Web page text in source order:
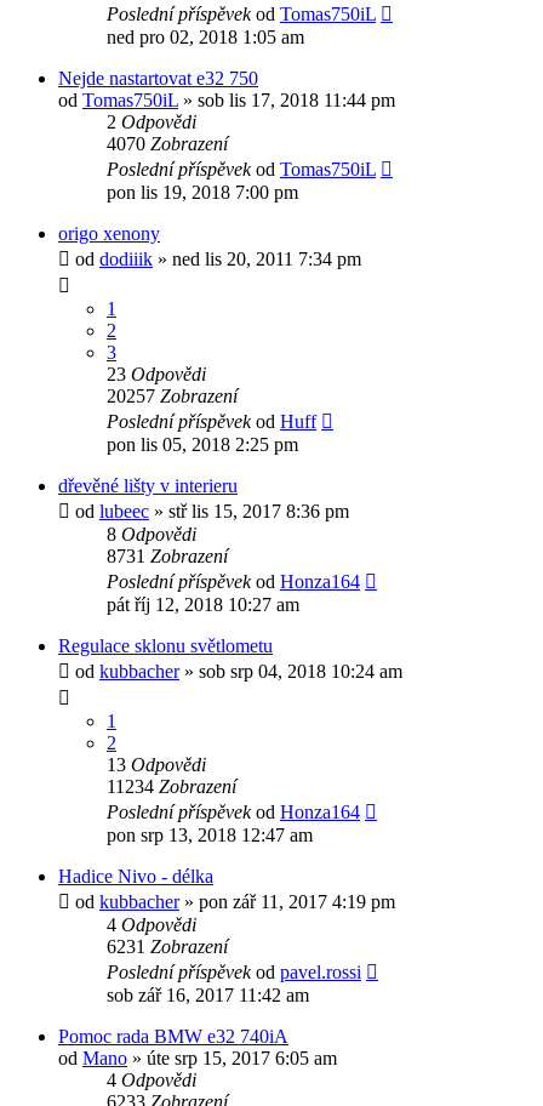
Poslední příspěvekod Tomas750iL
ned pro 02, 2018 1:05 am
Nejde nastartovat e32 750
od Tomas750iL » sob lis 17, 2018 11:44 pm
2 Odpovědi
4070 Zobrazení
Poslední příspěvekod Tomas750iL
pon lis 19, 2018 7:00 pm
origo xenony
od dodiiik » ned lis 20, 2011 7:34 pm
1
2
3
23 Odpovědi
20257 Zobrazení
Poslední příspěvekod Huff
pon lis 05, 2018 2:25 pm
dřevěné lišty v interieru
od lubeec » stř lis 15, 2017 8:36 pm
8 Odpovědi
8731 Zobrazení
Poslední příspěvekod Honza164
pát říj 12, 2018 10:27 am
Regulace sklonu světlometu
od kubbacher» sob srp 04, 2018 10:24 am
1
2
13 Odpovědi
11234 Zobrazení
Poslední příspěvekod Honza164
pon srp 13, 2018 12:47 am
Hadice Nivo - délka
od kubbacher» pon zář 11, 2017 4:19 pm
4 Odpovědi
6231 Zobrazení
Poslední příspěvekod pavel.rossi
sob zář 16, 2017 11:42 am
Pomoc rada BMW e32 740iA
od Mano » úte srp 15, 2017 6:05 am
4 Odpovědi
6233 Zobrazení